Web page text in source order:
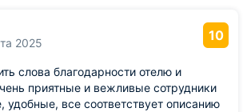
2025
10
слова благодарности отелю и
приятные и вежливые сотрудники
удобные, все соответствует описанию